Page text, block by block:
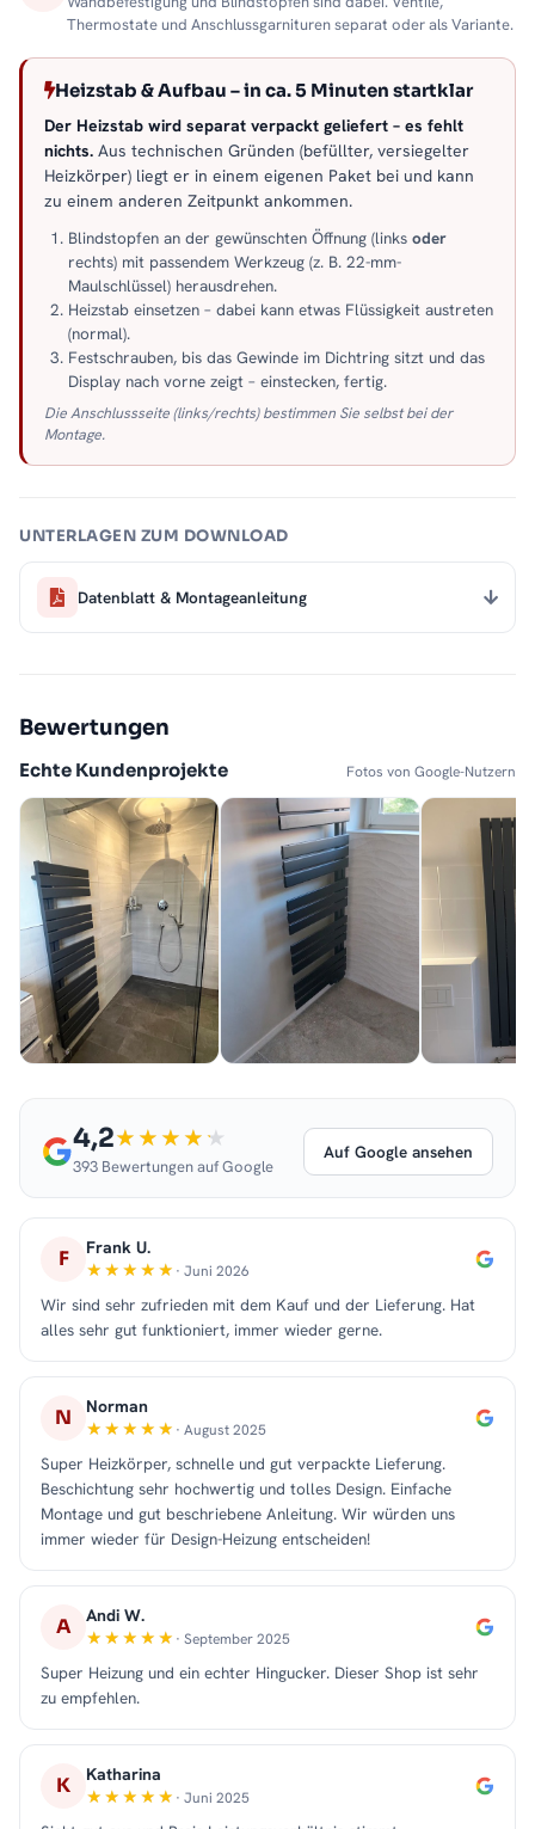
Thermostate und Anschlussgarnituren separat oder als Variante.
Heizstab & Aufbau – in ca. 5 Minuten startklar
Der Heizstab wird separat verpackt geliefert – es fehlt
nichts. Aus technischen Gründen (befüllter, versiegelter
Heizkörper) liegt er in einem eigenen Paket bei und kann
zu einem anderen Zeitpunkt ankommen.
Blindstopfen an der gewünschten Öffnung (links oder
rechts) mit passendem Werkzeug (z. B. 22-mm-
Maulschlüssel) herausdrehen.
Heizstab einsetzen – dabei kann etwas Flüssigkeit austreten
(normal).
Festschrauben, bis das Gewinde im Dichtring sitzt und das
Display nach vorne zeigt – einstecken, fertig.
Die Anschlussseite (links/rechts) bestimmen Sie selbst bei der
Montage.
UNTERLAGEN ZUM DOWNLOAD
Datenblatt & Montageanleitung
Bewertungen
Echte Kundenprojekte Fotos von Google-Nutzern
4,2
393 Bewertungen auf Google
Auf Google ansehen
F Frank U.
· Juni 2026
Wir sind sehr zufrieden mit dem Kauf und der Lieferung. Hat
alles sehr gut funktioniert, immer wieder gerne.
N Norman
· August 2025
Super Heizkörper, schnelle und gut verpackte Lieferung.
Beschichtung sehr hochwertig und tolles Design. Einfache
Montage und gut beschriebene Anleitung. Wir würden uns
immer wieder für Design-Heizung entscheiden!
A Andi W.
· September 2025
Super Heizung und ein echter Hingucker. Dieser Shop ist sehr
zu empfehlen.
K Katharina
· Juni 2025